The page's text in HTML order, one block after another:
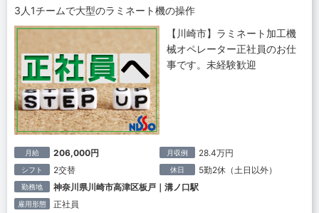
3人1チームで大型のラミネート機の操作
【川崎市】ラミネート加工機
械オペレーター正社員のお仕
事です。未経験歓迎
月給 206,000円 月収例 28.4万円
シフト 2交替 休日 5勤2休（土日以外）
勤務地 神奈川県川崎市高津区板戸｜溝ノ口駅
雇用形態 正社員